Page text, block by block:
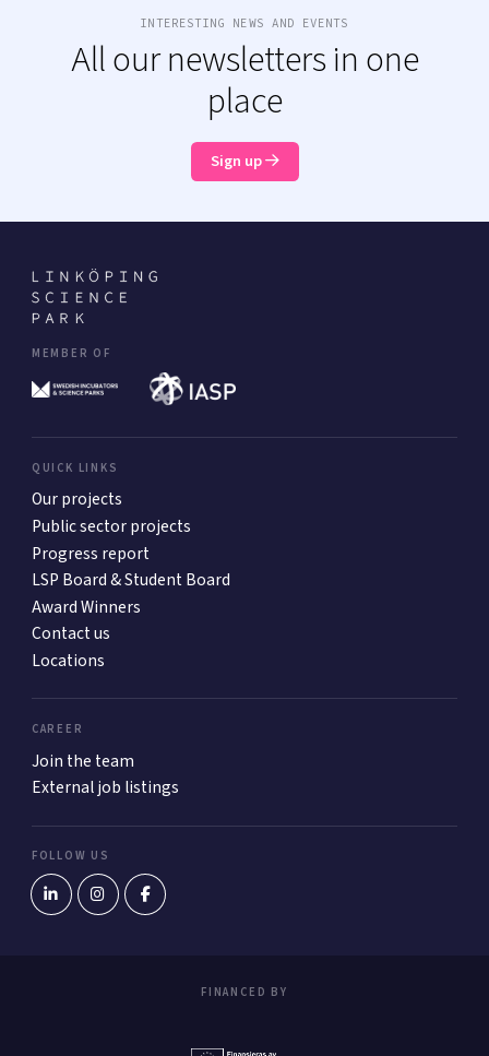
INTERESTING NEWS AND EVENTS
All our newsletters in one
place
Sign up
MEMBER OF
QUICK LINKS
Our projects
Public sector projects
Progress report
LSP Board & Student Board
Award Winners
Contact us
Locations
CAREER
Join the team
External job listings
FOLLOW US
FINANCED BY